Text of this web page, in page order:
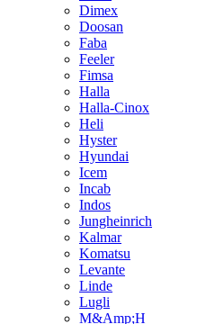
Dimex
Doosan
Faba
Feeler
Fimsa
Halla
Halla-Cinox
Heli
Hyster
Hyundai
Icem
Incab
Indos
Jungheinrich
Kalmar
Komatsu
Levante
Linde
Lugli
M&Amp;H